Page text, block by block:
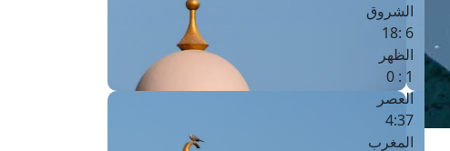
الشروق
6 :18
الظهر
1 : 0
العصر
4:37
المغرب